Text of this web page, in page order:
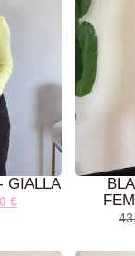
GIALLA
€